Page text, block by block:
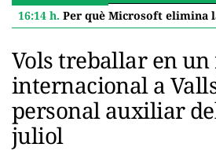
16:14 h. Per què Microsoft elimina la recomanació de 32 GB de
Vols treballar en un
internacional a
personal auxiliar
juliol